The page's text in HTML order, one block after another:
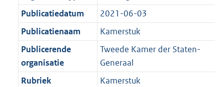
Publicatiedatum
2021-06-03
Publicatienaam
Kamerstuk
Publicerende
organisatie
Tweede Kamer der Staten-
Generaal
Rubriek
Kamerstuk